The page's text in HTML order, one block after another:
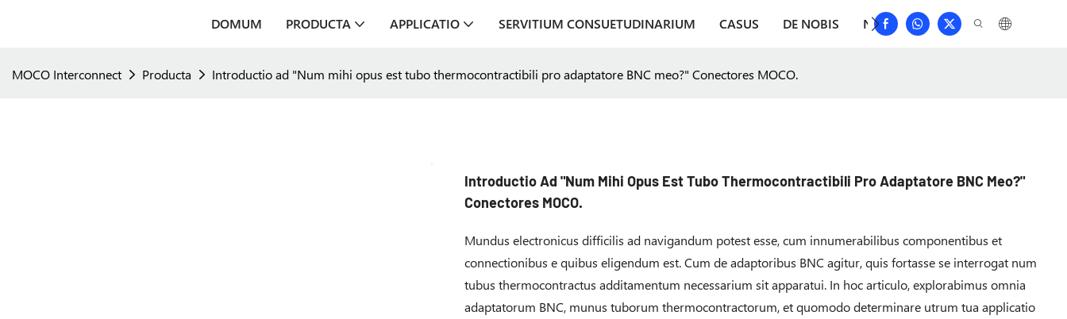
DOMUM PRODUCTA APPLICATIO SERVITIUM CONSUETUDINARIUM CASUS DE NOBIS NUNTII DEPRIME
MOCO Interconnect Producta Introductio ad "Num mihi opus est tubo thermocontractibili pro adaptatore BNC meo?" Conectores MOCO.
Introductio Ad "Num Mihi Opus Est Tubo Thermocontractibili Pro Adaptatore BNC Meo?"
Conectores MOCO.
Mundus electronicus difficilis ad navigandum potest esse, cum innumerabilibus componentibus et
connectionibus e quibus eligendum est. Cum de adaptoribus BNC agitur, quis fortasse se interrogat num
tubus thermocontractus additamentum necessarium sit apparatui. In hoc articulo, explorabimus omnia
adaptatorum BNC, munus tuborum thermocontractorum, et quomodo determinare utrum tua applicatio